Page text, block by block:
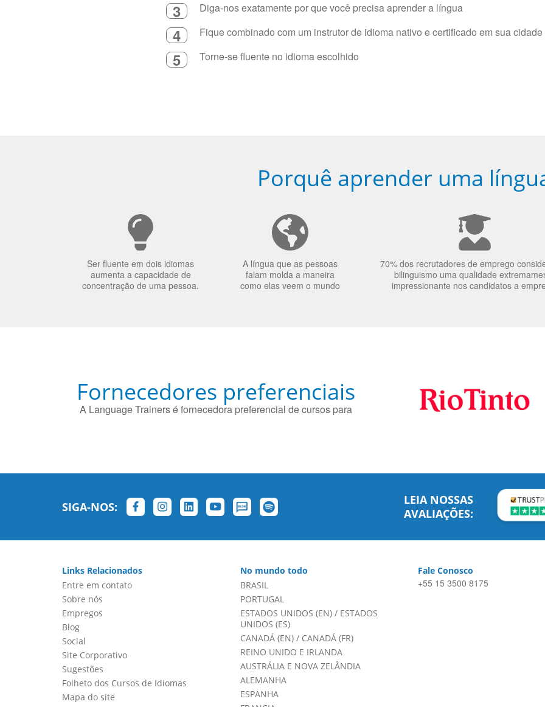
3 Diga-nos exatamente por que você precisa aprender a língua
4 Fique combinado com um instrutor de idioma nativo e certificado em sua
5 Torne-se fluente no idioma escolhido
Porquê aprender uma
Ser fluente em dois idiomas
aumenta a capacidade de
concentração de uma pessoa.
A língua que as pessoas
falam molda a maneira
como elas veem o mundo
70% dos recrutadores de emprego
bilinguismo uma qualidade
impressionante nos candidatos a
Fornecedores preferenciais
A Language Trainers é fornecedora preferencial de cursos para
SIGA-NOS:
LEIA NOSSAS
AVALIAÇÕES:
Links Relacionados
Entre em contato
Sobre nós
Empregos
Blog
Social
Site Corporativo
Sugestões
Folheto dos Cursos de Idiomas
Mapa do site
No mundo todo
BRASIL
PORTUGAL
ESTADOS UNIDOS (EN)/ ESTADOS
UNIDOS (ES)
CANADÁ (EN)/ CANADÁ (FR)
REINO UNIDO E IRLANDA
AUSTRÁLIA E NOVA ZELÂNDIA
ALEMANHA
ESPANHA
Fale Conosco
+55 15 3500 8175